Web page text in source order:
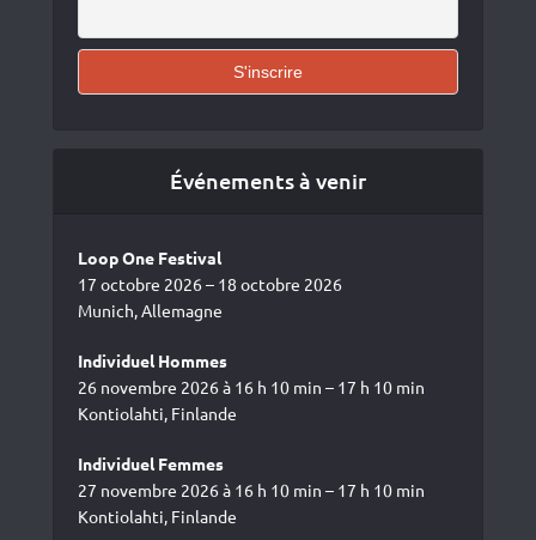
Événements à venir
Loop One Festival
17 octobre 2026 – 18 octobre 2026
Munich, Allemagne
Individuel Hommes
26 novembre 2026 à 16 h 10 min – 17 h 10 min
Kontiolahti, Finlande
Individuel Femmes
27 novembre 2026 à 16 h 10 min – 17 h 10 min
Kontiolahti, Finlande